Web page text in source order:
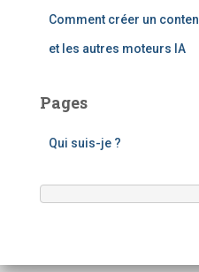
Comment créer un
et les autres moteurs IA
Pages
Qui suis-je ?